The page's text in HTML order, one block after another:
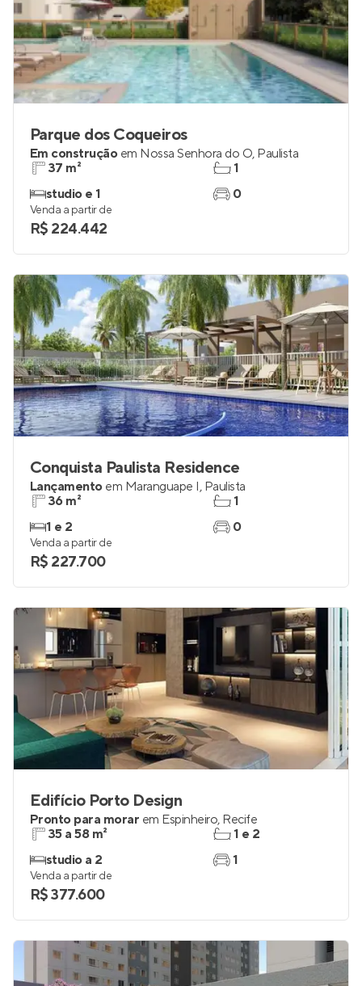
Parque dos Coqueiros
Em construção em Nossa Senhora do Ó, Paulista
37 m²
studio e 1
1
0
Venda a partir de
R$ 224.442
Conquista Paulista Residence
Lançamento em Maranguape I, Paulista
36 m²
1 e 2
1
0
Venda a partir de
R$ 227.700
Edifício Porto Design
Pronto para morar em Espinheiro, Recife
35 a 58 m²
studio a 2
1 e 2
1
Venda a partir de
R$ 377.600